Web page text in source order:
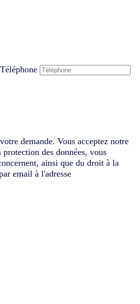
Téléphone
demande. Vous acceptez notre
des données, vous
ainsi que du droit à la
email à l'adresse